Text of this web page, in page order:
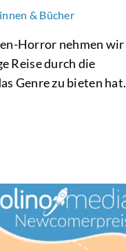
& Bücher
Horror nehmen wir
Reise durch die
Genre zu bieten hat.